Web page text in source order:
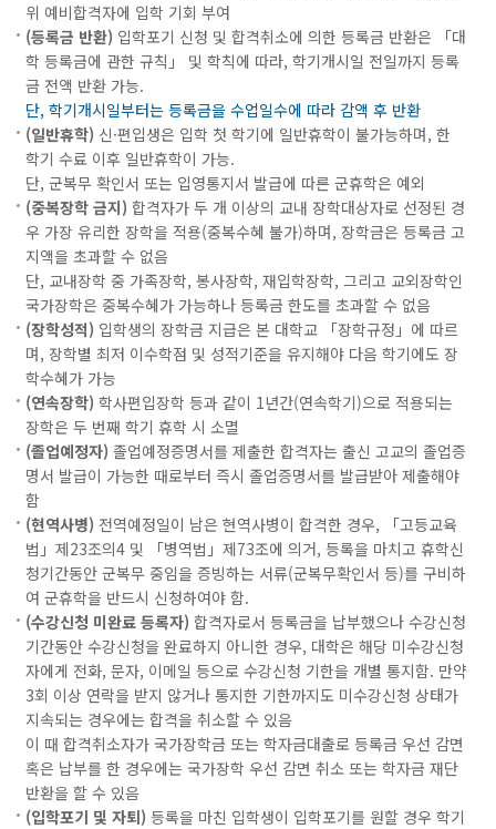
위 예비합격자에 입학 기회 부여
(등록금 반환) 입학포기 신청 및 합격취소에 의한 등록금 반환은 「대
학 등록금에 관한 규칙」 및 학칙에 따라, 학기개시일 전일까지 등록
금 전액 반환 가능.
단, 학기개시일부터는 등록금을 수업일수에 따라 감액 후 반환
(일반휴학) 신·편입생은 입학 첫 학기에 일반휴학이 불가능하며, 한
학기 수료 이후 일반휴학이 가능.
단, 군복무 확인서 또는 입영통지서 발급에 따른 군휴학은 예외
(중복장학 금지) 합격자가 두 개 이상의 교내 장학대상자로 선정된 경
우 가장 유리한 장학을 적용(중복수혜 불가)하며, 장학금은 등록금 고
지액을 초과할 수 없음
단, 교내장학 중 가족장학, 봉사장학, 재입학장학, 그리고 교외장학인
국가장학은 중복수혜가 가능하나 등록금 한도를 초과할 수 없음
(장학성적) 입학생의 장학금 지급은 본 대학교 「장학규정」에 따르
며, 장학별 최저 이수학점 및 성적기준을 유지해야 다음 학기에도 장
학수혜가 가능
(연속장학) 학사편입장학 등과 같이 1년간(연속학기)으로 적용되는
장학은 두 번째 학기 휴학 시 소멸
(졸업예정자) 졸업예정증명서를 제출한 합격자는 출신 고교의 졸업증
명서 발급이 가능한 때로부터 즉시 졸업증명서를 발급받아 제출해야
함
(현역사병) 전역예정일이 남은 현역사병이 합격한 경우, 「고등교육
법」제23조의4 및 「병역법」제73조에 의거, 등록을 마치고 휴학신
청기간동안 군복무 중임을 증빙하는 서류(군복무확인서 등)를 구비하
여 군휴학을 반드시 신청하여야 함.
(수강신청 미완료 등록자) 합격자로서 등록금을 납부했으나 수강신청
기간동안 수강신청을 완료하지 아니한 경우, 대학은 해당 미수강신청
자에게 전화, 문자, 이메일 등으로 수강신청 기한을 개별 통지함. 만약
3회 이상 연락을 받지 않거나 통지한 기한까지도 미수강신청 상태가
지속되는 경우에는 합격을 취소할 수 있음
이 때 합격취소자가 국가장학금 또는 학자금대출로 등록금 우선 감면
혹은 납부를 한 경우에는 국가장학 우선 감면 취소 또는 학자금 재단
반환을 할 수 있음
(입학포기 및 자퇴) 등록을 마친 입학생이 입학포기를 원할 경우 학기